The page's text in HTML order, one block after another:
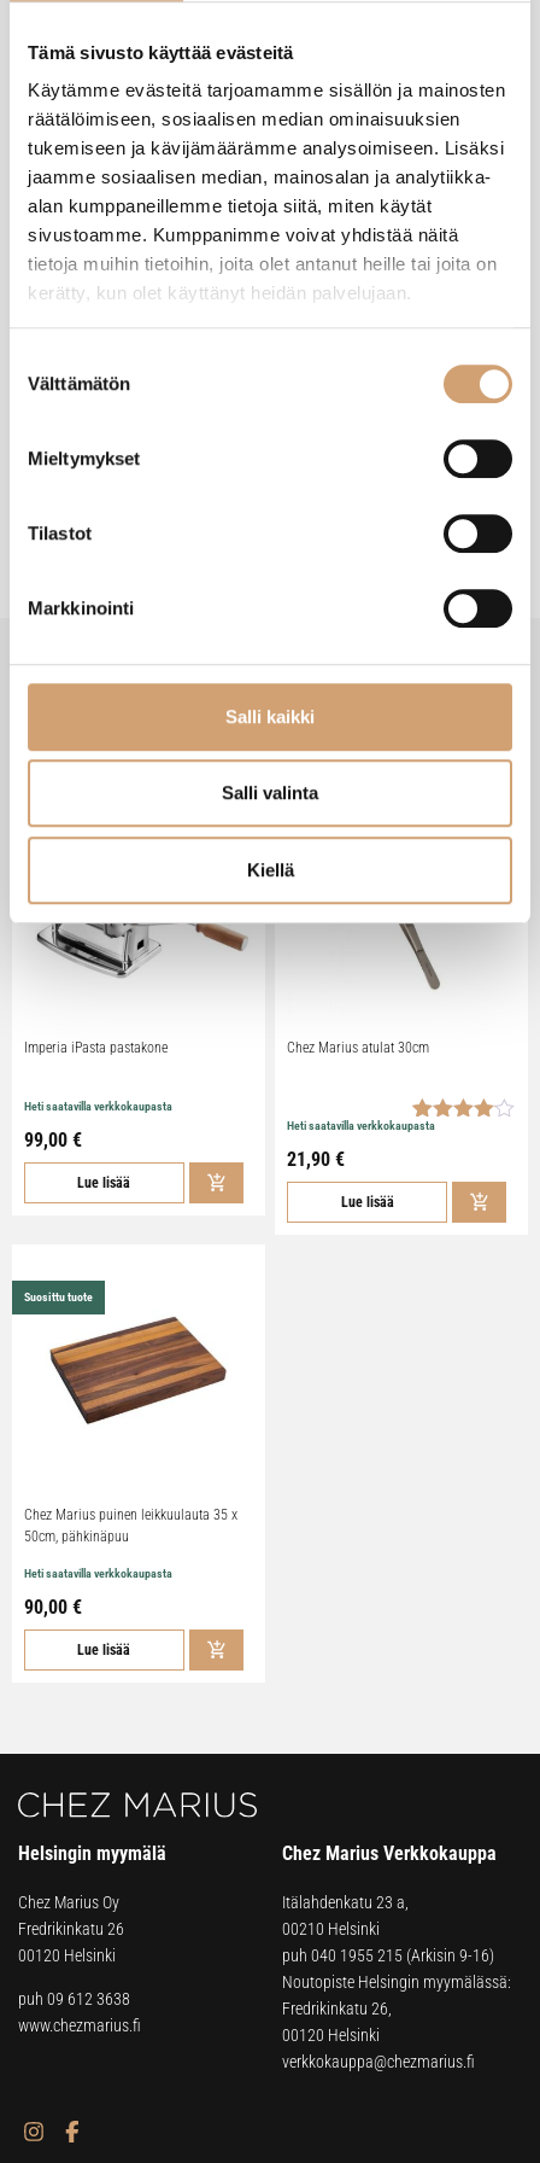
Tämä sivusto käyttää evästeitä
Käytämme evästeitä tarjoamamme sisällön ja mainosten
räätälöimiseen, sosiaalisen median ominaisuuksien
tukemiseen ja kävijämäärämme analysoimiseen. Lisäksi
jaamme sosiaalisen median, mainosalan ja analytiikka-
alan kumppaneillemme tietoja siitä, miten käytät
sivustoamme. Kumppanimme voivat yhdistää näitä
tietoja muihin tietoihin, joita olet antanut heille tai joita on
kerätty, kun olet käyttänyt heidän palvelujaan.
valinta
Välttämätön
Mieltymykset
Tilastot
Markkinointi
Salli kaikki
Salli valinta
Kiellä
LH
Varmistettu ostaja
Leena Henriksson
Rauma, FI
12 kuukautta sitten
SAATAT TARVITA MYÖS NÄITÄ
Suosittu tuote
Imperia iPasta pastakone
Heti saatavilla verkkokaupasta
99,00 €
Lue lisää
Suosittu tuote
Chez Marius atulat 30cm
Arvio
perustuen
1
asiakkaan
Heti saatavilla verkkokaupasta
21,90 €
Lue lisää
Suosittu tuote
Chez Marius puinen leikkuulauta 35 x
50cm, pähkinäpuu
Heti saatavilla verkkokaupasta
90,00 €
Lue lisää
Helsingin myymälä
Chez Marius Oy
Fredrikinkatu 26
00120 Helsinki
puh 09 612 3638
www.chezmarius.fi
Chez Marius Verkkokauppa
Itälahdenkatu 23 a,
00210 Helsinki
puh 040 1955 215 (Arkisin 9-16)
Noutopiste Helsingin myymälässä:
Fredrikinkatu 26,
00120 Helsinki
verkkokauppa@chezmarius.fi